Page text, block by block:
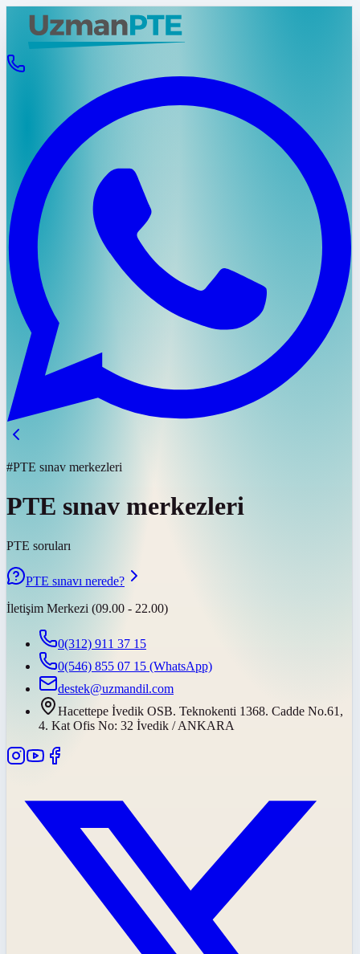
#PTE sınav merkezleri
PTE sınav merkezleri
PTE soruları
PTE sınavı nerede?
İletişim Merkezi (09.00 - 22.00)
0(312) 911 37 15
0(546) 855 07 15 (WhatsApp)
destek@uzmandil.com
Hacettepe İvedik OSB. Teknokenti 1368. Cadde No.61,
4. Kat Ofis No: 32 İvedik / ANKARA